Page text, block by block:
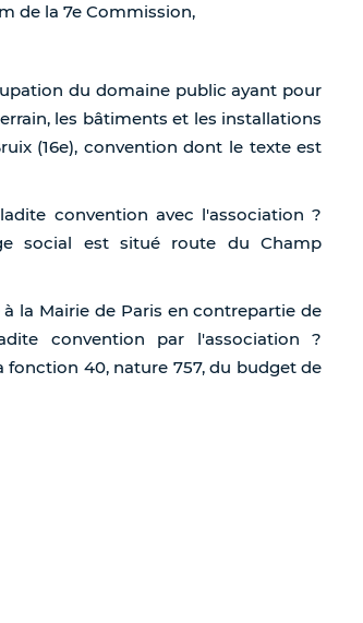
de la 7e Commission,
du domaine public ayant pour
les bâtiments et les installations
(16e), convention dont le texte est
convention avec l'association ?
social est situé route du Champ
la Mairie de Paris en contrepartie de
convention par l'association ?
fonction 40, nature 757, du budget de